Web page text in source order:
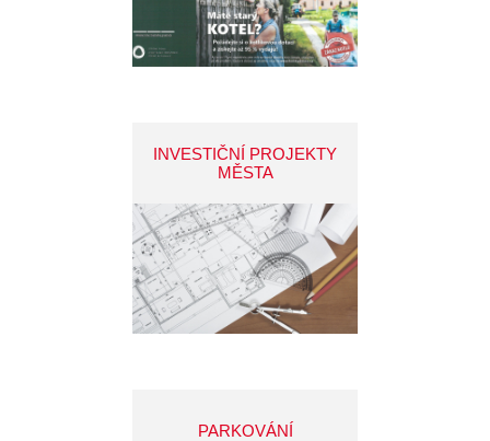
INVESTIČNÍ PROJEKTY
MĚSTA
PARKOVÁNÍ